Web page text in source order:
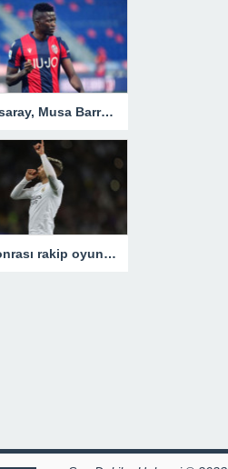
Galatasaray, Musa Barrow’u istiyor
Maç sonrası rakip oyuncuyu yumrukladı!